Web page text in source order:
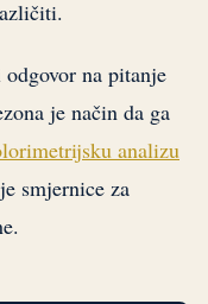
na pitanje
je način da ga
analizu
smjernice za